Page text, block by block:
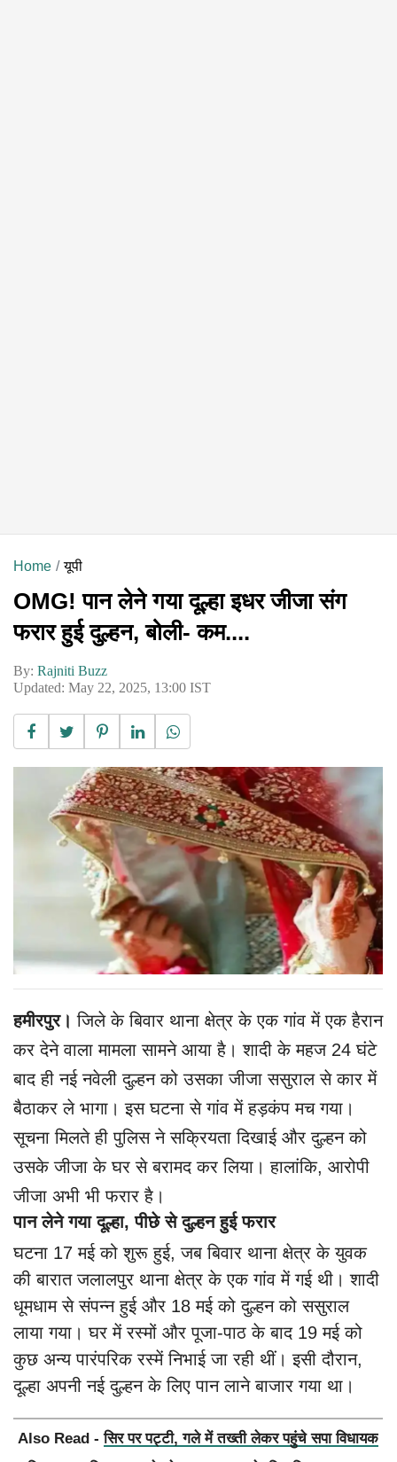
Home यूपी
OMG! पान लेने गया दूल्हा इधर जीजा संग
फरार हुई दुल्हन, बोली- कम....
By: Rajniti Buzz
Updated: May 22, 2025, 13:00 IST
हमीरपुर। जिले के बिवार थाना क्षेत्र के एक गांव में एक हैरान
कर देने वाला मामला सामने आया है। शादी के महज 24 घंटे
बाद ही नई नवेली दुल्हन को उसका जीजा ससुराल से कार में
बैठाकर ले भागा। इस घटना से गांव में हड़कंप मच गया।
सूचना मिलते ही पुलिस ने सक्रियता दिखाई और दुल्हन को
उसके जीजा के घर से बरामद कर लिया। हालांकि, आरोपी
जीजा अभी भी फरार है।
पान लेने गया दूल्हा, पीछे से दुल्हन हुई फरार
घटना 17 मई को शुरू हुई, जब बिवार थाना क्षेत्र के युवक
की बारात जलालपुर थाना क्षेत्र के एक गांव में गई थी। शादी
धूमधाम से संपन्न हुई और 18 मई को दुल्हन को ससुराल
लाया गया। घर में रस्मों और पूजा-पाठ के बाद 19 मई को
कुछ अन्य पारंपरिक रस्में निभाई जा रही थीं। इसी दौरान,
दूल्हा अपनी नई दुल्हन के लिए पान लाने बाजार गया था।
Also Read -सिर पर पट्टी, गले में तख्ती लेकर पहुंचे सपा विधायक